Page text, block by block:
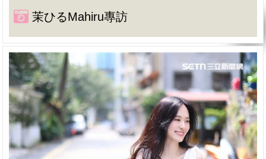
茉ひるMahiru專訪